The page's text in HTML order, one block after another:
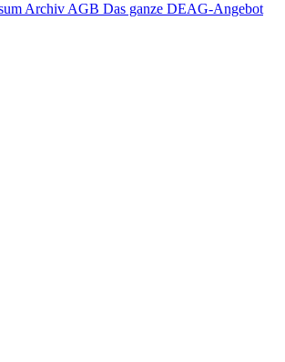
Archiv AGB Das ganze DEAG-Angebot